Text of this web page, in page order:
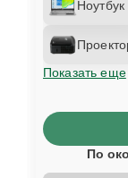
Ноутбук
Показать еще
По